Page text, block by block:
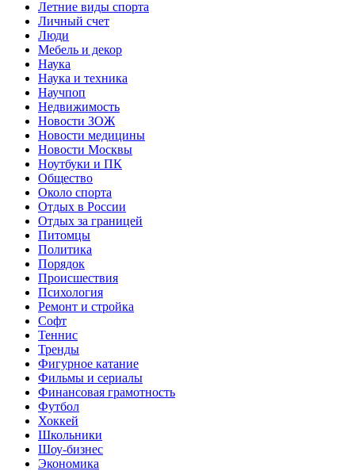
Летние виды спорта
Личный счет
Люди
Мебель и декор
Наука
Наука и техника
Научпоп
Недвижимость
Новости ЗОЖ
Новости медицины
Новости Москвы
Ноутбуки и ПК
Общество
Около спорта
Отдых в России
Отдых за границей
Питомцы
Политика
Порядок
Происшествия
Психология
Ремонт и стройка
Софт
Теннис
Тренды
Фигурное катание
Фильмы и сериалы
Финансовая грамотность
Футбол
Хоккей
Школьники
Шоу-бизнес
Экономика